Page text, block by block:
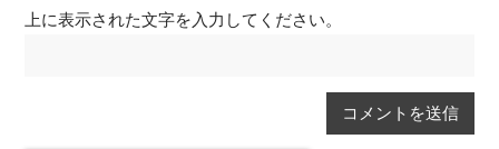
上に表示された文字を入力してください。